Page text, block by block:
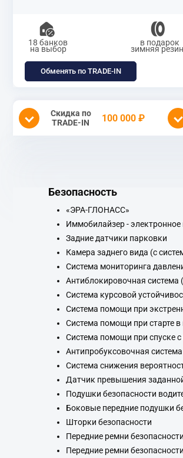
18 банков
на выбор
в подарок
зимняя
Обменять по TRADE-IN
Скидка по
TRADE-IN
100 000 ₽
Безопасность
«ЭРА-ГЛОНАСС»
Иммобилайзер - электронное
Задние датчики парковки
Камера заднего вида (с
Система мониторинга
Антиблокировочная система
Система курсовой
Система помощи при
Система помощи при старте в
Система помощи при спуске с
Антипробуксовочная система
Система снижения
Датчик превышения
Подушки безопасности
Боковые передние подушки
Шторки безопасности
Передние ремни
Передние ремни